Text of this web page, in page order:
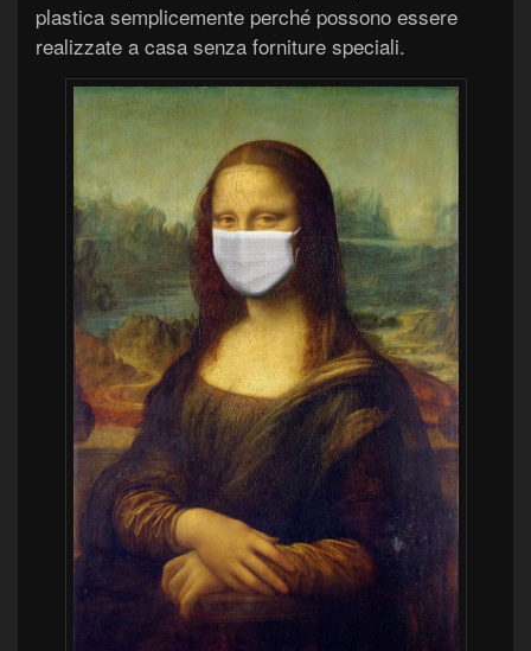
plastica semplicemente perché possono essere
realizzate a casa senza forniture speciali.